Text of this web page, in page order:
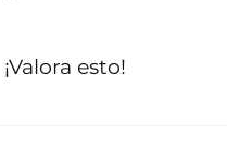
¡Valora esto!